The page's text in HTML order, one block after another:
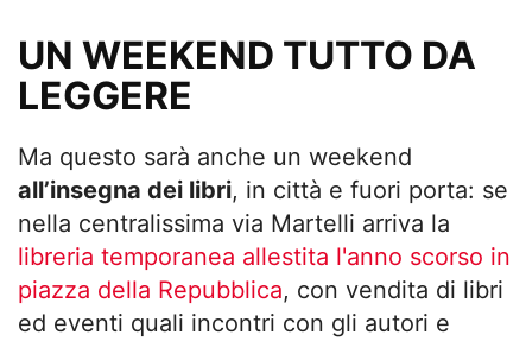
UN WEEKEND TUTTO DA
LEGGERE
Ma questo sarà anche un weekend
all’insegna dei libri, in città e fuori porta: se
nella centralissima via Martelli arriva la
libreria temporanea allestita l'anno scorso in
piazza della Repubblica, con vendita di libri
ed eventi quali incontri con gli autori e